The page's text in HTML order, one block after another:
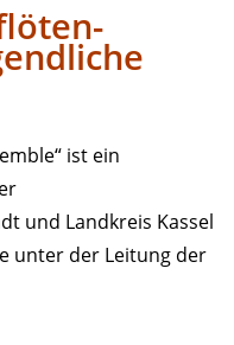
ist ein
und Landkreis Kassel
unter der Leitung der